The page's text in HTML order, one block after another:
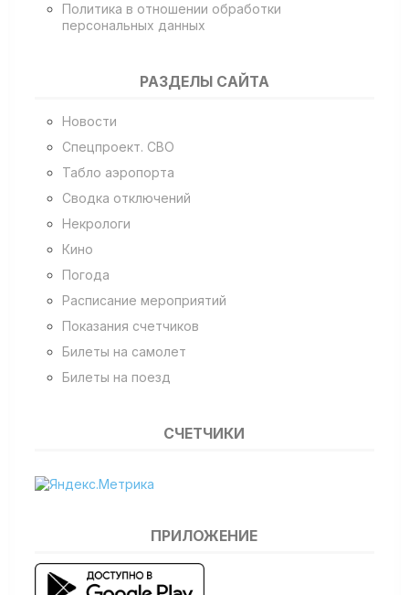
Политика в отношении обработки
персональных данных
РАЗДЕЛЫ САЙТА
Новости
Спецпроект. СВО
Табло аэропорта
Сводка отключений
Некрологи
Кино
Погода
Расписание мероприятий
Показания счетчиков
Билеты на самолет
Билеты на поезд
СЧЕТЧИКИ
ПРИЛОЖЕНИЕ